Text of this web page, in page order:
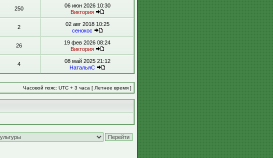
250
06 июн 2026 10:30
Виктория
2
02 авг 2018 10:25
сенокос
26
19 фев 2026 08:24
Виктория
4
08 май 2025 21:12
НатальяС
Часовой пояс: UTC + 3 часа [ Летнее время ]